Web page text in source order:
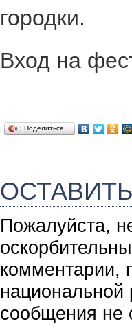
городки.
Вход на
Поделиться…
Пожалуйста,
комментарии,
национальной
сообщения не